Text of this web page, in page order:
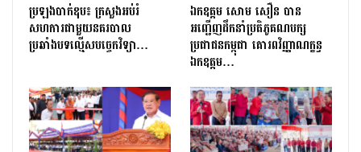
ប្រឡងបាក់ឌុប៖ ក្រសួងអប់រំ
សហការជាមួយនគរបាល
ប្រឆាំងបទល្មើសបច្ចេកវិទ្យា…
ឯកឧត្តម សោម សឿន បាន
អញ្ជើញដឹកនាំប្រតិភូគណបក្ស
ប្រជាជនកម្ពុជា គោរពវិញ្ញាណក្ខន្ធ
ឯកឧត្តម…